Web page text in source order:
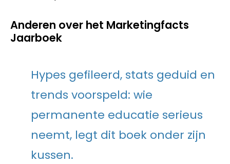
Anderen over het Marketingfacts
Jaarboek
Hypes gefileerd, stats geduid en
trends voorspeld: wie
permanente educatie serieus
neemt, legt dit boek onder zijn
kussen.